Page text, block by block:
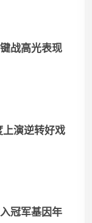
战高光表现
上演逆转好戏
冠军基因年